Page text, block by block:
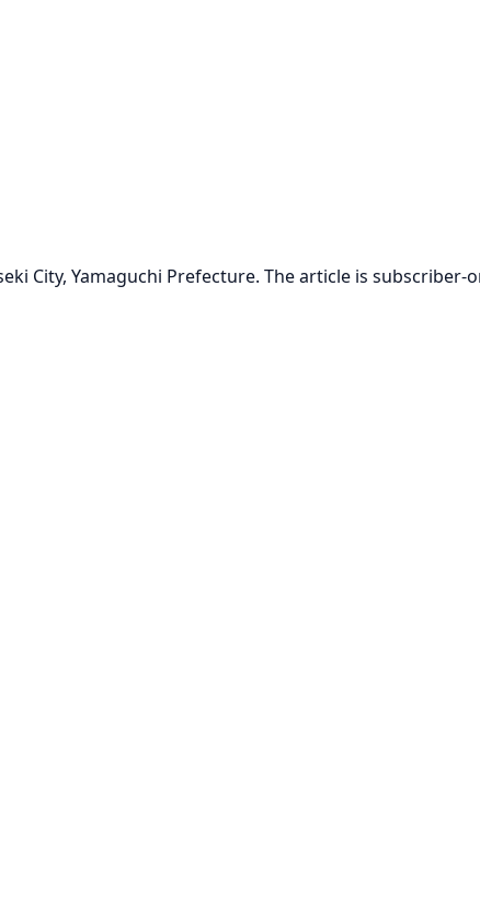
City, Yamaguchi Prefecture. The article is